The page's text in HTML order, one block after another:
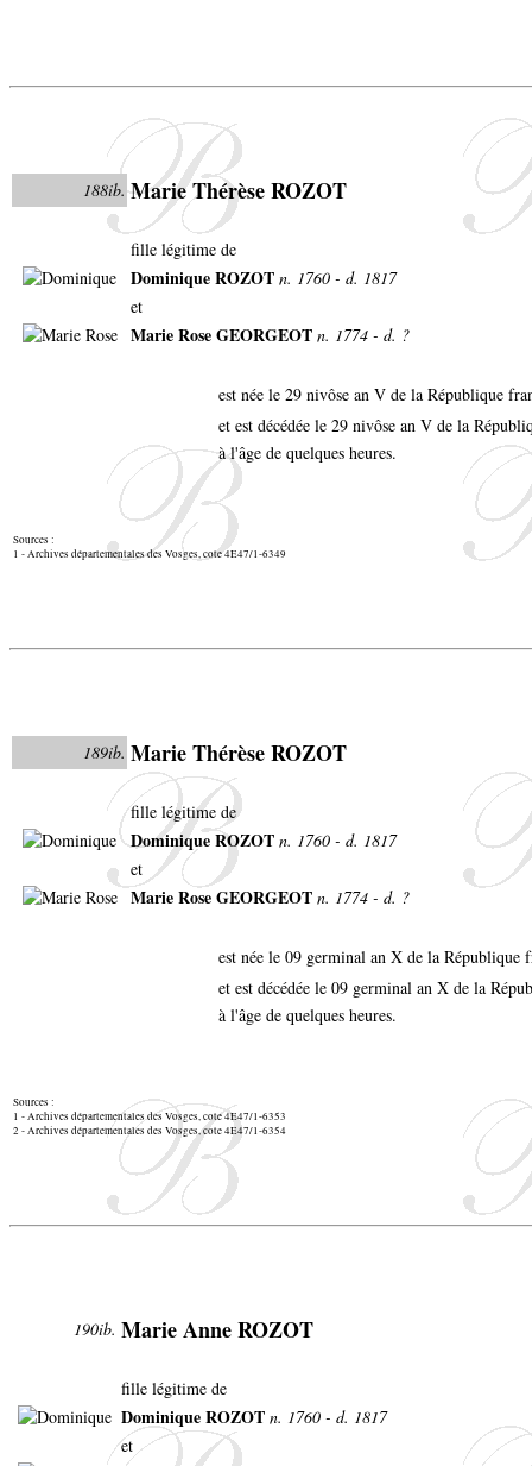
188ib. Marie Thérèse ROZOT
fille légitime de
Dominique ROZOT n. 1760 - d. 1817
et
Marie Rose GEORGEOT n. 1774 - d. ?
est née le 29 nivôse an V de la République
et est décédée le 29 nivôse an V de la
à l'âge de quelques heures.
Sources :
1 - Archives départementales des Vosges, cote 4E47/1-6349
189ib. Marie Thérèse ROZOT
fille légitime de
Dominique ROZOT n. 1760 - d. 1817
et
Marie Rose GEORGEOT n. 1774 - d. ?
est née le 09 germinal an X de la
et est décédée le 09 germinal an X de la
à l'âge de quelques heures.
Sources :
1 - Archives départementales des Vosges, cote 4E47/1-6353
2 - Archives départementales des Vosges, cote 4E47/1-6354
190ib. Marie Anne ROZOT
fille légitime de
Dominique ROZOT n. 1760 - d. 1817
et